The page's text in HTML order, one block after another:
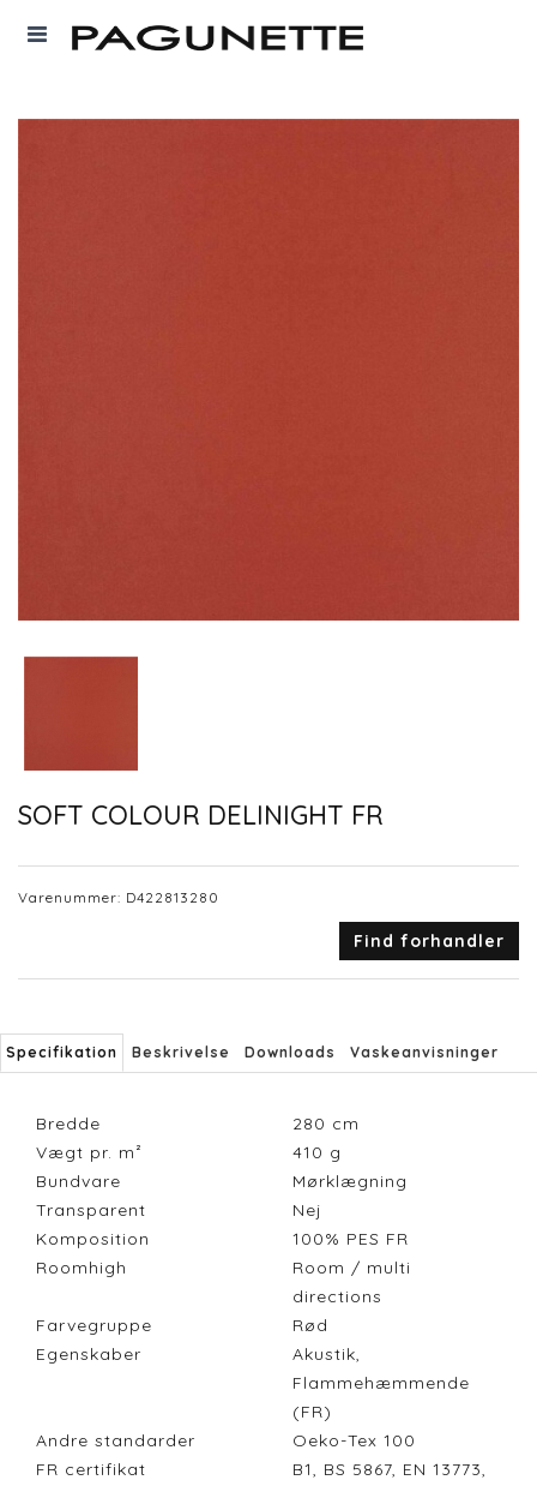
SOFT COLOUR DELINIGHT FR
Varenummer: D422813280
Find forhandler
Specifikation Beskrivelse Downloads Vaskeanvisninger
Bredde 280 cm
Vægt pr. m²
410 g
Bundvare
Mørklægning
Transparent
Nej
Komposition
100% PES FR
Roomhigh
Room / multi
directions
Farvegruppe
Rød
Egenskaber
Akustik,
Flammehæmmende
(FR)
Andre standarder
Oeko-Tex 100
FR certifikat
B1, BS 5867, EN 13773,